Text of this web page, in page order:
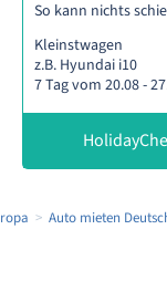
So kann nichts
Kleinstwagen
z.B. Hyundai i10
7 Tag vom 20.08 -
Auto mieten